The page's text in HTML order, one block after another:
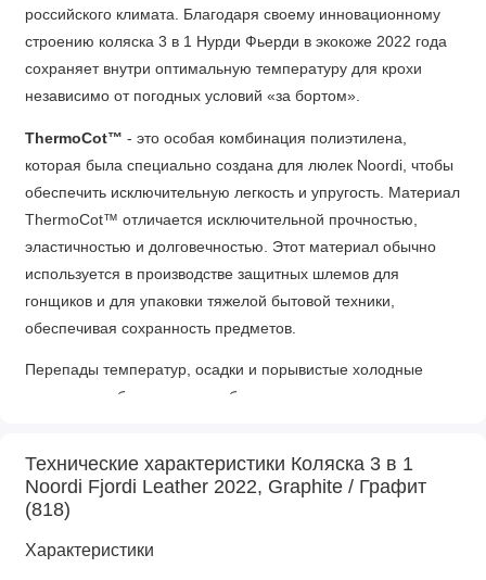
российского климата. Благодаря своему инновационному
строению коляска 3 в 1 Нурди Фьерди в экокоже 2022 года
сохраняет внутри оптимальную температуру для крохи
независимо от погодных условий «за бортом».
ThermoCot™️ - это особая комбинация полиэтилена,
которая была специально создана для люлек Noordi, чтобы
обеспечить исключительную легкость и упругость. Материал
ThermoCot™️ отличается исключительной прочностью,
эластичностью и долговечностью. Этот материал обычно
используется в производстве защитных шлемов для
гонщиков и для упаковки тяжелой бытовой техники,
обеспечивая сохранность предметов.
Перепады температур, осадки и порывистые холодные
ветра не проберутся внутрь благодаря современному
пыли и ультрафиолета надолго сохранит насыщенность и
яркость глубоких цветов.
Прогулочный блок
Технические характеристики Коляска 3 в 1
Noordi Fjordi Leather 2022, Graphite / Графит
(818)
Характеристики